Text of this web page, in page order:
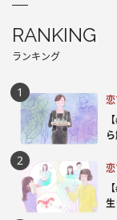
RANKING
ランキング